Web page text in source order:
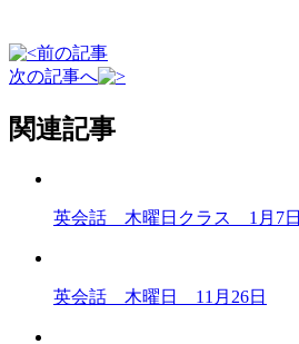
前の記事
次の記事へ
関連記事
英会話 木曜日クラス 1月7日
英会話 木曜日 11月26日